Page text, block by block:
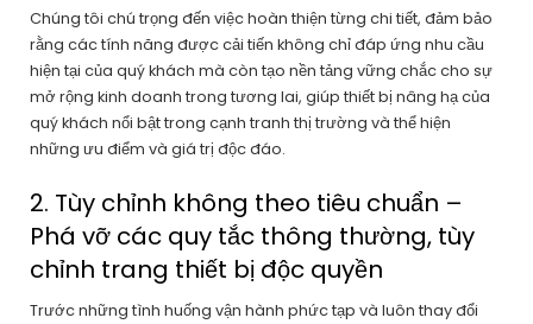
Chúng tôi chú trọng đến việc hoàn thiện từng chi tiết, đảm bảo
rằng các tính năng được cải tiến không chỉ đáp ứng nhu cầu
hiện tại của quý khách mà còn tạo nền tảng vững chắc cho sự
mở rộng kinh doanh trong tương lai, giúp thiết bị nâng hạ của
quý khách nổi bật trong cạnh tranh thị trường và thể hiện
những ưu điểm và giá trị độc đáo.
2. Tùy chỉnh không theo tiêu chuẩn –
Phá vỡ các quy tắc thông thường, tùy
chỉnh trang thiết bị độc quyền
Trước những tình huống vận hành phức tạp và luôn thay đổi